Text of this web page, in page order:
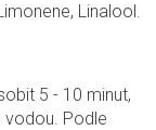
Linalool.
5 - 10 minut,
Podle